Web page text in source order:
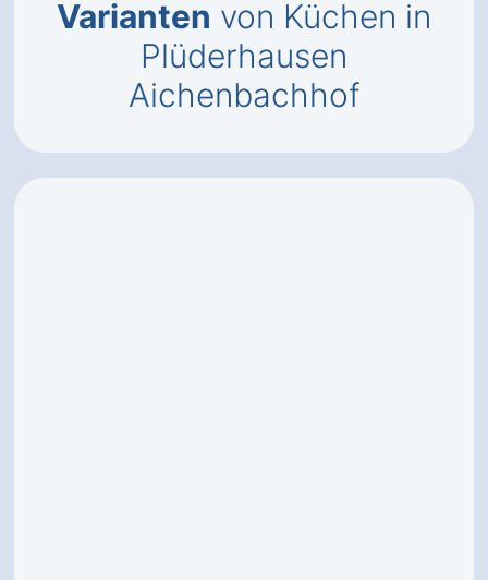
Varianten von Küchen in
Plüderhausen
Aichenbachhof